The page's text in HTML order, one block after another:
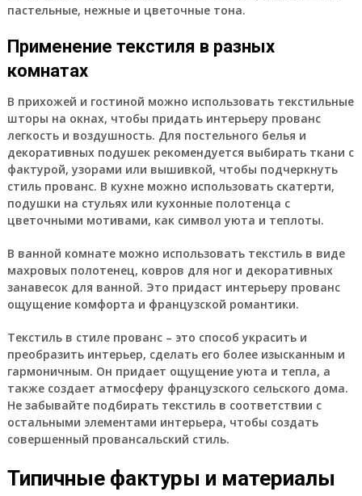
пастельные, нежные и цветочные тона.
Применение текстиля в разных
комнатах
В прихожей и гостиной можно использовать текстильные
шторы на окнах, чтобы придать интерьеру прованс
легкость и воздушность. Для постельного белья и
декоративных подушек рекомендуется выбирать ткани с
фактурой, узорами или вышивкой, чтобы подчеркнуть
стиль прованс. В кухне можно использовать скатерти,
подушки на стульях или кухонные полотенца с
цветочными мотивами, как символ уюта и теплоты.
В ванной комнате можно использовать текстиль в виде
махровых полотенец, ковров для ног и декоративных
занавесок для ванной. Это придаст интерьеру прованс
ощущение комфорта и французской романтики.
Текстиль в стиле прованс – это способ украсить и
преобразить интерьер, сделать его более изысканным и
гармоничным. Он придает ощущение уюта и тепла, а
также создает атмосферу французского сельского дома.
Не забывайте подбирать текстиль в соответствии с
остальными элементами интерьера, чтобы создать
совершенный провансальский стиль.
Типичные фактуры и материалы